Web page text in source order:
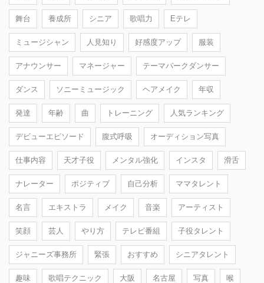
舞台 養成所 シニア 歌唱力 Eテレ
ミュージシャン 人見知り 好感度アップ 服装
アナウンサー マネージャー テーマパークダンサー
ダンス ソニーミュージック ヘアメイク 年収
発達 年齢 曲 トレーニング 人気ランキング
デビューエピソード 腹式呼吸 オーディション写真
仕事内容 天才子役 メンタル強化 インスタ 滑舌
ナレーター ポジティブ 自己分析 ママタレント
名言 エキストラ メイク 音楽 アーティスト
笑顔 芸人 やり方 テレビ番組 子役タレント
ジャニーズ事務所 緊張 おすすめ シニアタレント
趣味 歌唱テクニック 大阪 名古屋 写真 喉